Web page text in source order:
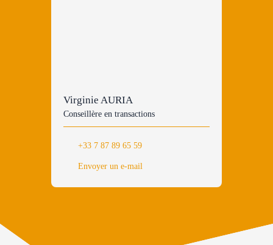
Virginie AURIA
Conseillère en transactions
+33 7 87 89 65 59
Envoyer un e-mail